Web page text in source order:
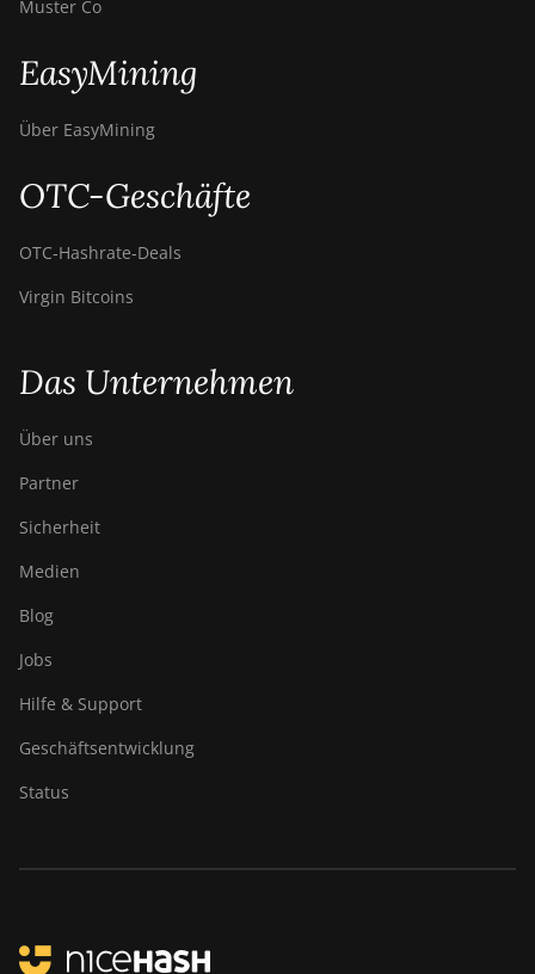
Muster Co
EasyMining
Über EasyMining
OTC-Geschäfte
OTC‑Hashrate‑Deals
Virgin Bitcoins
Das Unternehmen
Über uns
Partner
Sicherheit
Medien
Blog
Jobs
Hilfe & Support
Geschäftsentwicklung
Status